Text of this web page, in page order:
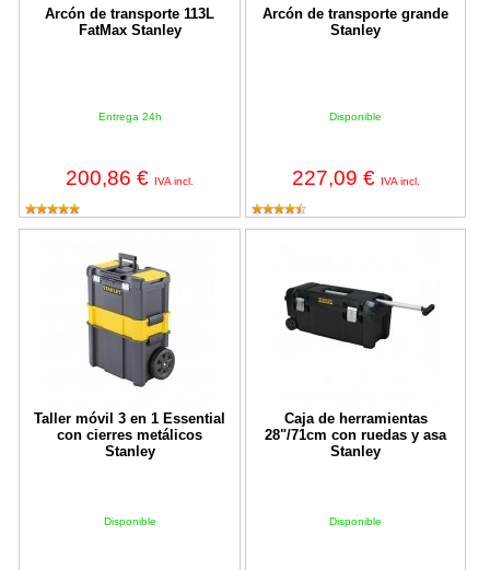
Arcón de transporte 113L
FatMax Stanley
Entrega 24h
200,86 € IVA incl.
Arcón de transporte grande
Stanley
Disponible
227,09 € IVA incl.
Taller móvil 3 en 1 Essential
con cierres metálicos
Stanley
Disponible
Caja de herramientas
28"/71cm con ruedas y asa
Stanley
Disponible